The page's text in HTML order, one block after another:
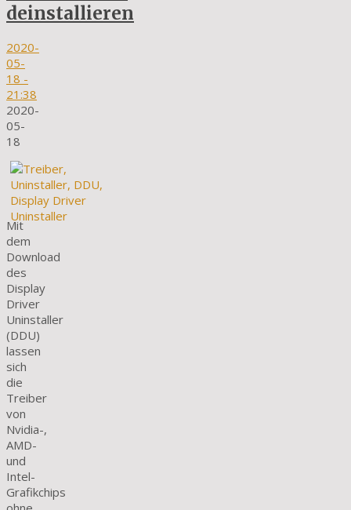
deinstallieren
2020-
05-
18 -
21:38
2020-
05-
18
Mit
dem
Download
des
Display
Driver
Uninstaller
(DDU)
lassen
sich
die
Treiber
von
Nvidia-,
AMD-
und
Intel-
Grafikchips